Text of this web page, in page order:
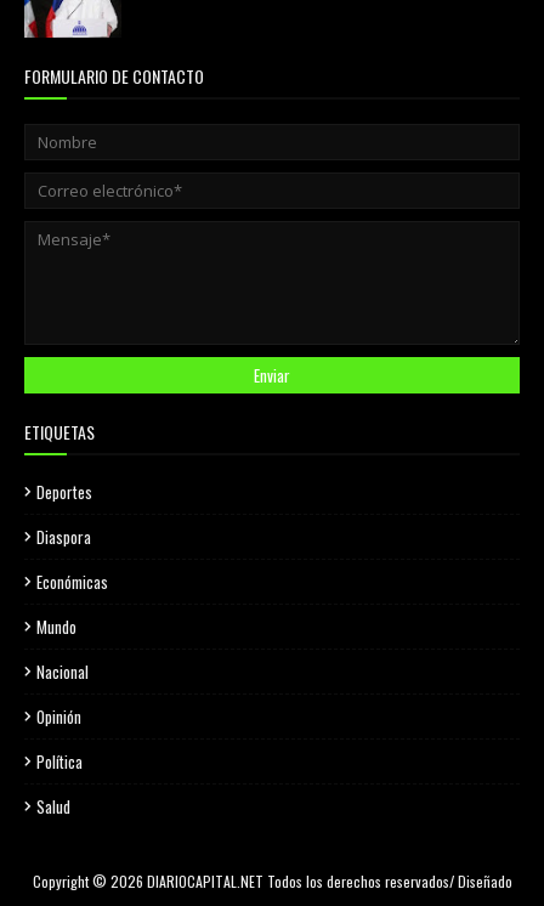
FORMULARIO DE CONTACTO
ETIQUETAS
Deportes
Diaspora
Económicas
Mundo
Nacional
Opinión
Política
Salud
Copyright © 2026 DIARIOCAPITAL.NET Todos los derechos reservados/ Diseñado